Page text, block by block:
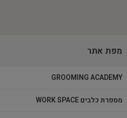
מפת אתר
GROOMING ACADEMY
מספרת כלבים WORK SPACE